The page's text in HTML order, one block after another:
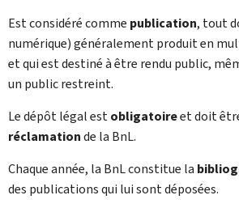
Est considéré comme publication, tout
numérique) généralement produit en
et qui est destiné à être rendu public,
un public restreint.
Le dépôt légal estobligatoireet doit
réclamationde la BnL.
Chaque année, la BnL constitue la
des publications qui lui sont déposées.